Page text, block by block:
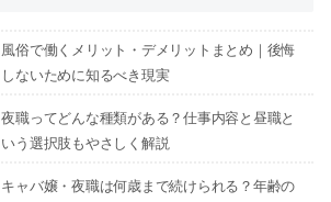
風俗で働くメリット・デメリットまとめ｜後悔
しないために知るべき現実
夜職ってどんな種類がある？仕事内容と昼職と
いう選択肢もやさしく解説
キャバ嬢・夜職は何歳まで続けられる？年齢の